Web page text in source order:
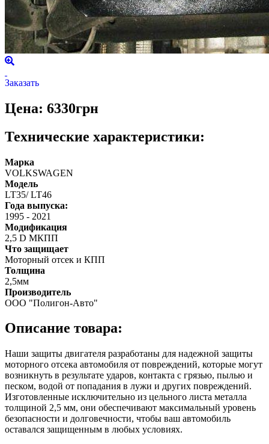
Заказать
Цена: 6330грн
Технические характеристики:
Марка
VOLKSWAGEN
Модель
LT35/ LT46
Года выпуска:
1995 - 2021
Модификация
2,5 D МКПП
Что защищает
Моторный отсек и КПП
Толщина
2,5мм
Производитель
ООО "Полигон-Авто"
Описание товара:
Наши защиты двигателя разработаны для надежной защиты
моторного отсека автомобиля от повреждений, которые могут
возникнуть в результате ударов, контакта с грязью, пылью и
песком, водой от попадания в лужи и других повреждений.
Изготовленные исключительно из цельного листа металла
толщиной 2,5 мм, они обеспечивают максимальный уровень
безопасности и долговечности, чтобы ваш автомобиль
оставался защищенным в любых условиях.